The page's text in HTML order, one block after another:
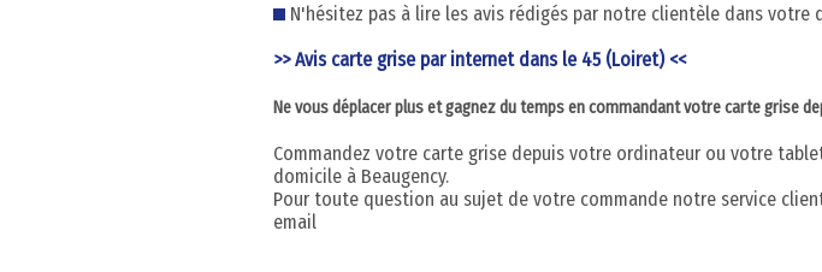
N'hésitez pas à lire les avis rédigés par notre clientèle dans votre
>> Avis carte grise par internet dans le 45 (Loiret) <<
Ne vous déplacer plus et gagnez du temps en commandant votre carte grise
Commandez votre carte grise depuis votre ordinateur ou votre
domicile à Beaugency.
Pour toute question au sujet de votre commande notre service
email